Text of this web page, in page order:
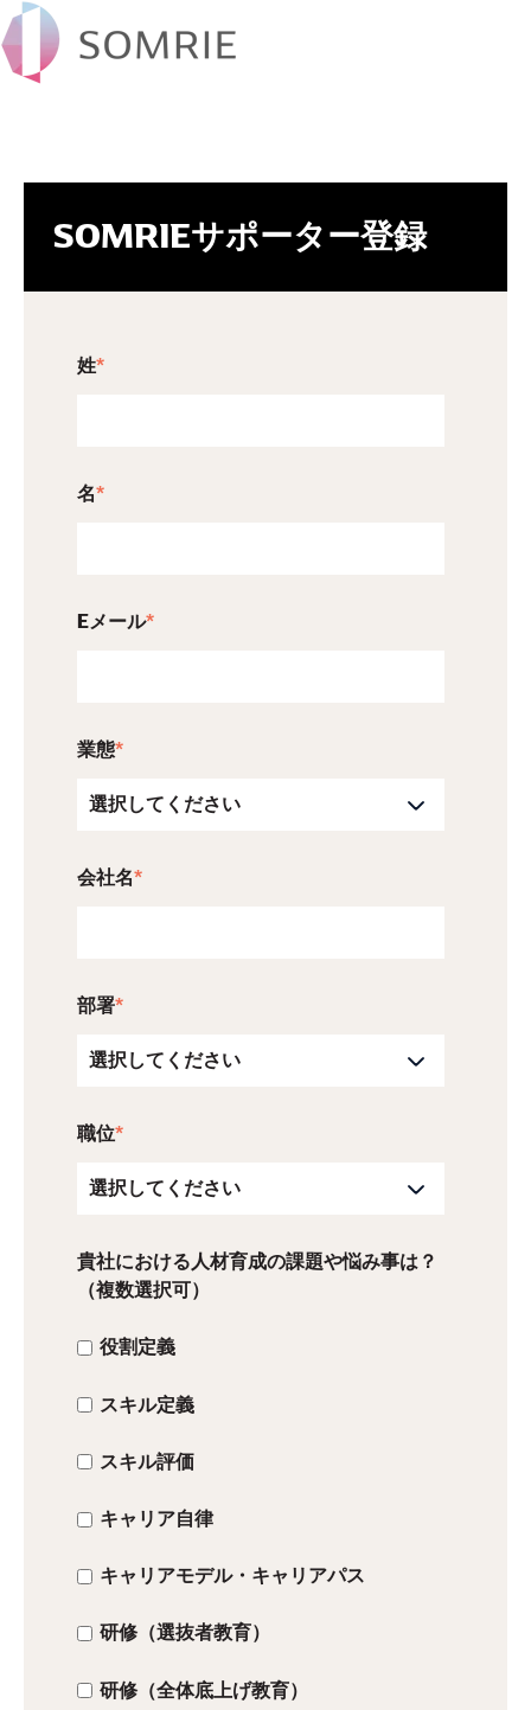
SOMRIEサポーター登録
姓*
名*
Eメール*
業態*
会社名*
部署*
職位*
貴社における人材育成の課題や悩み事は？
（複数選択可）
役割定義
スキル定義
スキル評価
キャリア自律
キャリアモデル・キャリアパス
研修（選抜者教育）
研修（全体底上げ教育）